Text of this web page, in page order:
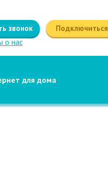
звонок Подключиться
для дома